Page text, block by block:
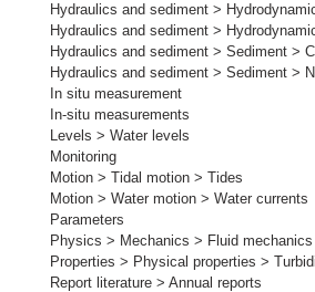
Hydraulics and sediment >
Hydraulics and sediment >
Hydraulics and sediment > Sediment >
Hydraulics and sediment > Sediment >
In situ measurement
In-situ measurements
Levels > Water levels
Monitoring
Motion > Tidal motion > Tides
Motion > Water motion > Water currents
Parameters
Physics > Mechanics > Fluid
Properties > Physical properties >
Report literature > Annual reports